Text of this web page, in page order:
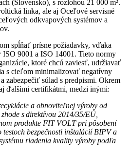
(Slovensko), s rozlohou 21 000 m².
linka, ale aj Oceľové servisné
odkvapových systémov a
spĺňať prísne požiadavky, vďaka
9001 a ISO 14001. Tieto normy
ktoré chcú zaviesť, udržiavať
s cieľom minimalizovať negatívny
zabezpečiť súlad s predpismi. Okrem
ďalšími certifikátmi, medzi inými:
a obnoviteľnej výroby od
s direktívou 2014/35/EÚ,
produkte FIT VOLT pri pôsobení
testoch bezpečnosti inštalácií BIPV a
riadenia kvality výroby podľa